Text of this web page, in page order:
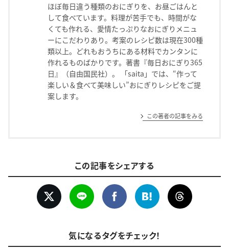
ほぼ毎日違う種類のおにぎりを、お昼ごはんと
して食べています。料理が苦手でも、時間がな
くても作れる、愛情たっぷりなおにぎりメニュ
ーにこだわりあり。考案のレシピ数は現在300種
類以上。どれもおうちにある材料でカンタンに
作れるものばかりです。著書『毎日おにぎり365
日』（自由国民社）。 「saita」では、“作って
楽しい＆食べて美味しい”おにぎりレシピをご提
案します。
この著者の記事をみる
この記事をシェアする
気になるタグをチェック！